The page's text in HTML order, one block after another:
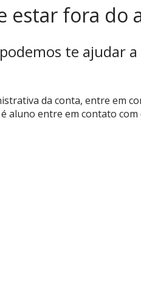
estar fora do
te ajudar
da conta, entre em
é aluno entre em contato